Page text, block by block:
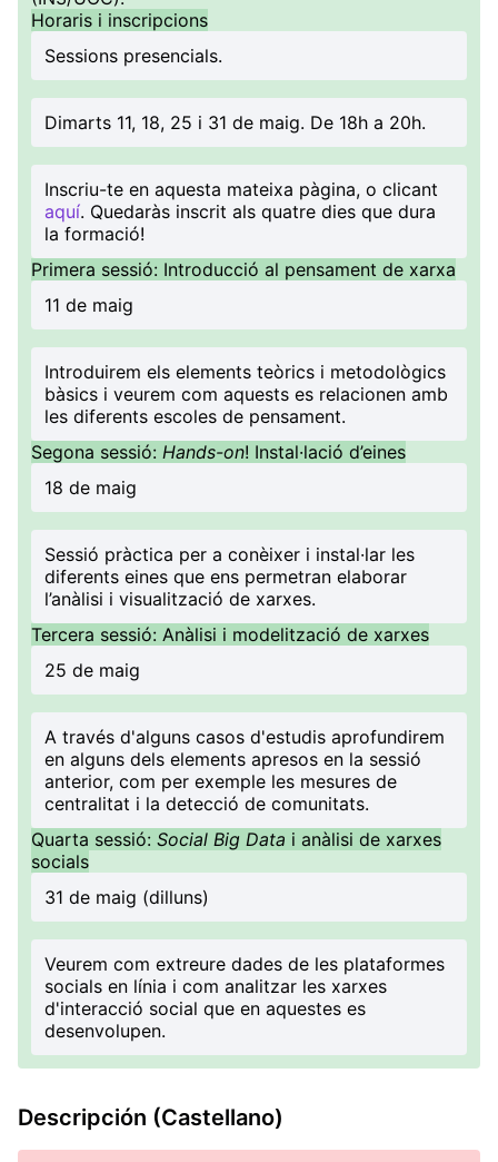
Horaris i inscripcions
Sessions presencials.
Dimarts 11, 18, 25 i 31 de maig. De 18h a 20h.
Inscriu-te en aquesta mateixa pàgina, o clicant
aquí. Quedaràs inscrit als quatre dies que dura
la formació!
Primera sessió: Introducció al pensament de xarxa
11 de maig
Introduirem els elements teòrics i metodològics
bàsics i veurem com aquests es relacionen amb
les diferents escoles de pensament.
Segona sessió: Hands-on! Instal·lació d’eines
18 de maig
Sessió pràctica per a conèixer i instal·lar les
diferents eines que ens permetran elaborar
l’anàlisi i visualització de xarxes.
Tercera sessió: Anàlisi i modelització de xarxes
25 de maig
A través d'alguns casos d'estudis aprofundirem
en alguns dels elements apresos en la sessió
anterior, com per exemple les mesures de
centralitat i la detecció de comunitats.
Quarta sessió: Social Big Data i anàlisi de xarxes
socials
31 de maig (dilluns)
Veurem com extreure dades de les plataformes
socials en línia i com analitzar les xarxes
d'interacció social que en aquestes es
desenvolupen.
Descripción (Castellano)